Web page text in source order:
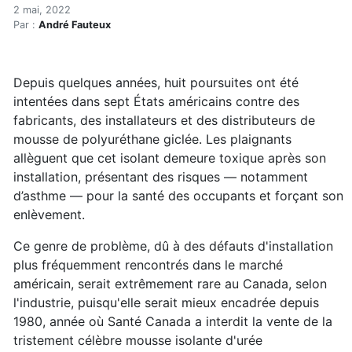
Accueil
Articles
Isolant de polyuréthane : les dangers d’une
Isolant de polyuréthane :
2 mai, 2022
Par : André Fauteux
Depuis quelques années, huit poursuites ont été
intentées dans sept États américains contre des
fabricants, des installateurs et des distributeurs de
mousse de polyuréthane giclée. Les plaignants
allèguent que cet isolant demeure toxique après son
installation, présentant des risques — notamment
d’asthme — pour la santé des occupants et forçant son
enlèvement.
Ce genre de problème, dû à des défauts d'installation
plus fréquemment rencontrés dans le marché
américain, serait extrêmement rare au Canada, selon
l'industrie, puisqu'elle serait mieux encadrée depuis
1980, année où Santé Canada a interdit la vente de la
tristement célèbre mousse isolante d'urée